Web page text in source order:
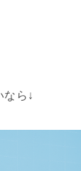
なら↓